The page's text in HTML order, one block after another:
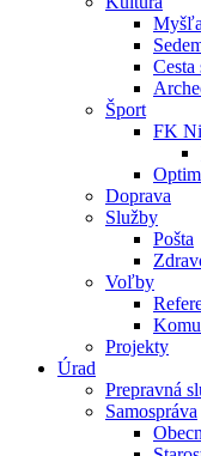
Šport
FK
Doprava
Služby
Pošta
Voľby
Projekty
Úrad
Prepravná
Samospráva